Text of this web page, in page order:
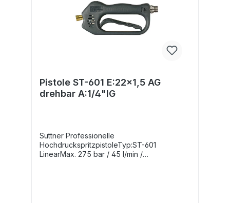
Pistole ST-601 E:22x1,5 AG
drehbar A:1/4"IG
Suttner Professionelle
HochdruckspritzpistoleTyp:ST-601
LinearMax. 275 bar / 45 l/min /